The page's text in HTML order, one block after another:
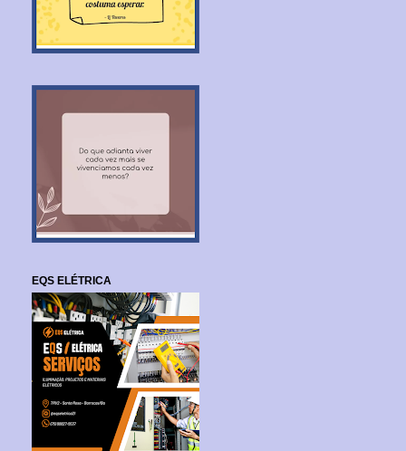
EQS ELÉTRICA